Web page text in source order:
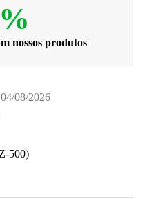
nossos produtos
04/08/2026
500)